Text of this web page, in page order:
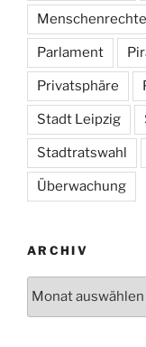
Menschenrechte
Parlament
Privatsphäre
Stadt Leipzig
Stadtratswahl
Überwachung
ARCHIV